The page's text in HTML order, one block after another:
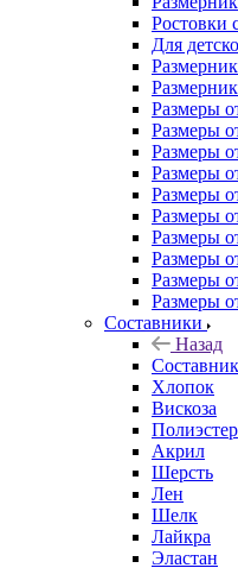
Ростовки
Для
Размеры
Размеры
Размеры
Размеры
Размеры
Размеры
Размеры
Размеры
Размеры
Размеры
Составники
Назад
Хлопок
Вискоза
Полиэстер
Акрил
Шерсть
Лен
Шелк
Лайкра
Эластан